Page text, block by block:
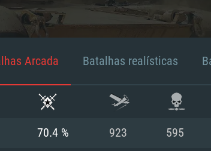
Arcada Batalhas realísticas
70.4 % 923 595